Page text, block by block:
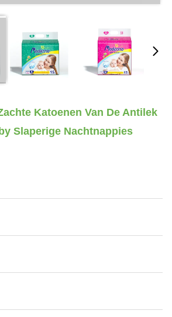
Katoenen Van De Antilek
Slaperige Nachtnappies